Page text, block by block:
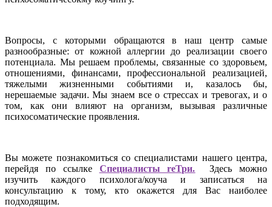
Вопросы, с которыми обращаются в наш центр самые
разнообразные: от кожной аллергии до реализации своего
потенциала. Мы решаем проблемы, связанные со здоровьем,
отношениями, финансами, профессиональной реализацией,
тяжелыми жизненными событиями и, казалось бы,
нерешаемые задачи. Мы знаем все о стрессах и тревогах, и о
том, как они влияют на организм, вызывая различные
психосоматические проявления.
Вы можете познакомиться со специалистами нашего центра,
перейдя по ссылке Специалисты reТри.
Здесь можно
изучить каждого психолога/коуча и записаться на
консультацию к тому, кто окажется для Вас наиболее
подходящим.